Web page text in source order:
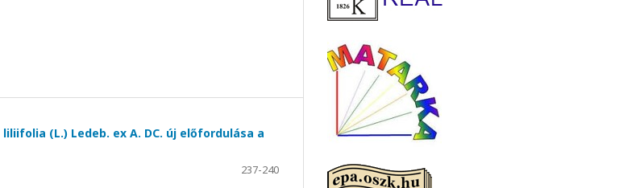
(L.) Ledeb. ex A. DC. új előfordulása a
237-240